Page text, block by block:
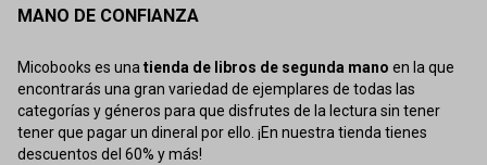
MANO DE CONFIANZA
Micobooks es unatienda de libros de segunda mano en la que
encontrarás una gran variedad de ejemplares de todas las
categorías y géneros para que disfrutes de la lectura sin tener
tener que pagar un dineral por ello. ¡En nuestra tienda tienes
descuentos del 60% y más!